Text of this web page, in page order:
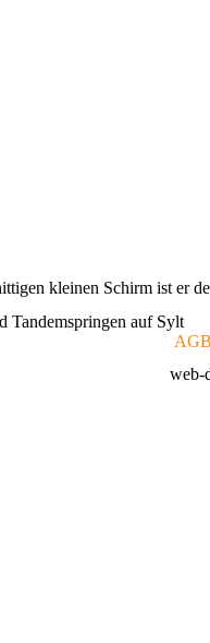
kleinen Schirm ist er
Tandemspringen auf Sylt
AGB
web-